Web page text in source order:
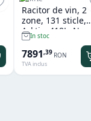
Racitor de vin, 2
zone, 131 sticle,
Arktic, 418L,
In stoc
7891,39 RON
TVA inclus